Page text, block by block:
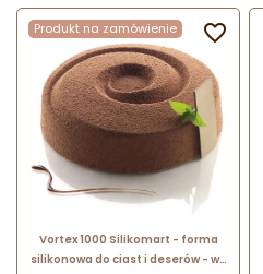
Produkt na zamówienie
Vortex 1000 Silikomart - forma
silikonowa do ciast i deserów - wir
